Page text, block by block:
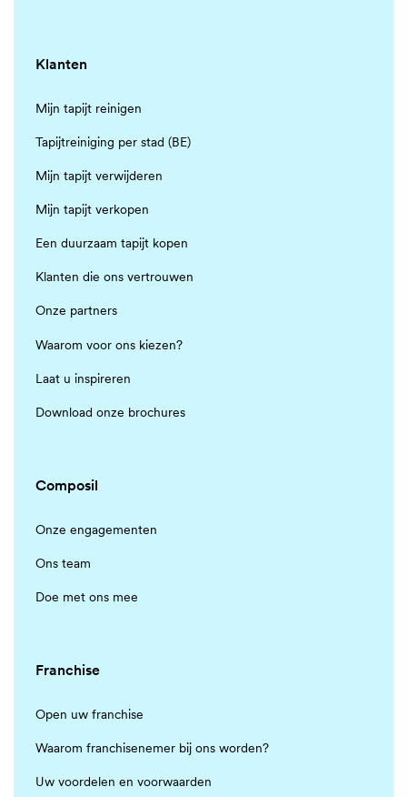
Klanten
Mijn tapijt reinigen
Tapijtreiniging per stad (BE)
Mijn tapijt verwijderen
Mijn tapijt verkopen
Een duurzaam tapijt kopen
Klanten die ons vertrouwen
Onze partners
Waarom voor ons kiezen?
Laat u inspireren
Download onze brochures
Composil
Onze engagementen
Ons team
Doe met ons mee
Franchise
Open uw franchise
Waarom franchisenemer bij ons worden?
Uw voordelen en voorwaarden